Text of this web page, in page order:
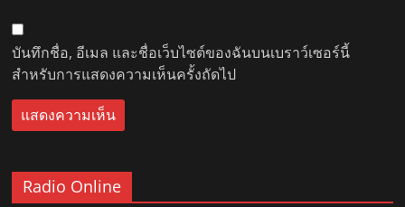
บันทึกชื่อ, อีเมล และชื่อเว็บไซต์ของฉันบนเบราว์เซอร์นี้
สำหรับการแสดงความเห็นครั้งถัดไป
Radio Online